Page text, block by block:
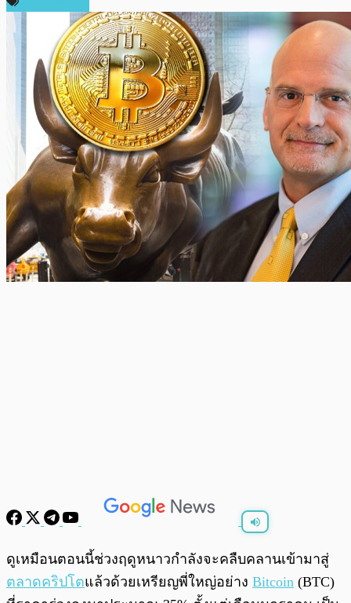
/
ดูเหมือนตอนนี้ช่วงฤดูหนาวกำลังจะคลืบคลานเข้ามาสู่
ตลาดคริปโตแล้วด้วยเหรียญพี่ใหญ่อย่าง Bitcoin (BTC)